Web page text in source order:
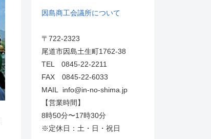
因島商工会議所について
〒722-2323
尾道市因島土生町1762-38
TEL 0845-22-2211
FAX 0845-22-6033
MAIL info@in-no-shima.jp
【営業時間】
8時50分〜17時30分
※定休日：土・日・祝日